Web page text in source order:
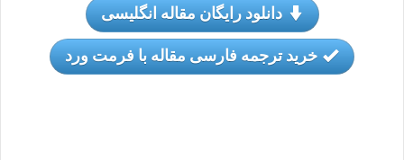
دانلود رایگان مقاله انگلیسی
خرید ترجمه فارسی مقاله با فرمت ورد